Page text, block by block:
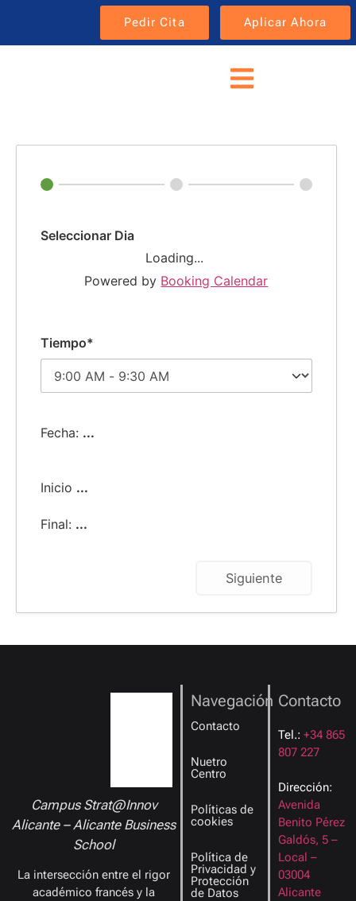
Aplicar Ahora
Pedir Cita
Seleccionar Dia
Loading...
Powered by Booking Calendar
Tiempo*
Fecha: ...
Inicio ...
Final: ...
Siguiente
Campus Strat@Innov
Alicante – Alicante Business
School
La intersección entre el rigor
académico francés y la
Navegación
Contacto
Nuetro
Centro
Políticas de
cookies
Política de
Privacidad y
Protección
de Datos
Contacto
Tel.:+34 865
807 227
Dirección:
Avenida
Benito Pérez
Galdós, 5 –
Local –
03004
Alicante